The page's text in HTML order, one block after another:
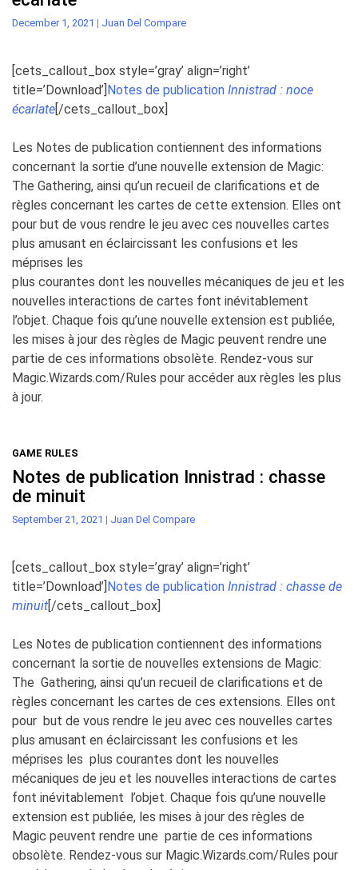
December 1, 2021 | Juan Del Compare
[cets_callout_box style=’gray’ align=’right’
title=’Download’]Notes de publication Innistrad : noce
écarlate[/cets_callout_box]
Les Notes de publication contiennent des informations
concernant la sortie d’une nouvelle extension de Magic:
The Gathering, ainsi qu’un recueil de clarifications et de
règles concernant les cartes de cette extension. Elles ont
pour but de vous rendre le jeu avec ces nouvelles cartes
plus amusant en éclaircissant les confusions et les
méprises les
plus courantes dont les nouvelles mécaniques de jeu et les
nouvelles interactions de cartes font inévitablement
l’objet. Chaque fois qu’une nouvelle extension est publiée,
les mises à jour des règles de Magic peuvent rendre une
partie de ces informations obsolète. Rendez-vous sur
Magic.Wizards.com/Rules pour accéder aux règles les plus
à jour.
GAME RULES
Notes de publication Innistrad : chasse
de minuit
September 21, 2021 | Juan Del Compare
[cets_callout_box style=’gray’ align=’right’
title=’Download’]Notes de publication Innistrad : chasse de
minuit[/cets_callout_box]
Les Notes de publication contiennent des informations
concernant la sortie de nouvelles extensions de Magic:
The Gathering, ainsi qu’un recueil de clarifications et de
règles concernant les cartes de ces extensions. Elles ont
pour but de vous rendre le jeu avec ces nouvelles cartes
plus amusant en éclaircissant les confusions et les
méprises les plus courantes dont les nouvelles
mécaniques de jeu et les nouvelles interactions de cartes
font inévitablement l’objet. Chaque fois qu’une nouvelle
extension est publiée, les mises à jour des règles de
Magic peuvent rendre une partie de ces informations
obsolète. Rendez-vous sur Magic.Wizards.com/Rules pour